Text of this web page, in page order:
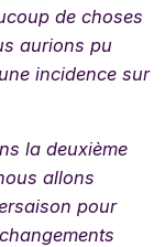
de choses
aurions pu
incidence sur
la deuxième
allons
pour